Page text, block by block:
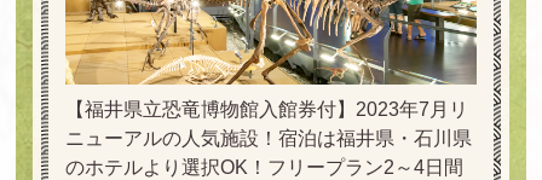
【福井県立恐竜博物館入館券付】2023年7月リ
ニューアルの人気施設！宿泊は福井県・石川県
のホテルより選択OK！フリープラン2～4日間